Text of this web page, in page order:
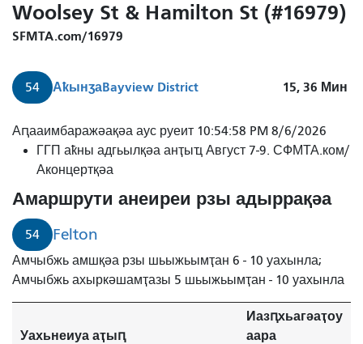
Woolsey St & Hamilton St (#16979)
SFMTA.com/16979
54 АҟынӡаBayview District 15, 36 Мин
Аԥааимбаражәақәа аус руеит 10:54:58 PM 8/6/2026
ГГП аҟны адгьылқәа анҭыҵ Август 7-9. СФМТА.ком/
Аконцертқәа
Амаршрути анеиреи рзы адыррақәа
54 Felton
Амчыбжь амшқәа рзы шьыжьымҭан 6 - 10 уахынла;
Амчыбжь ахыркәшамҭазы 5 шьыжьымҭан - 10 уахынла
Уахьнеиуа аҭыԥ
Иазԥхьагәаҭоу
аара